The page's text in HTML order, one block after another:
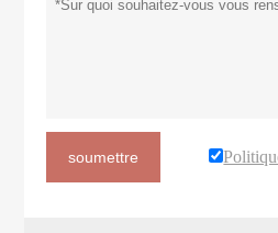
soumettre